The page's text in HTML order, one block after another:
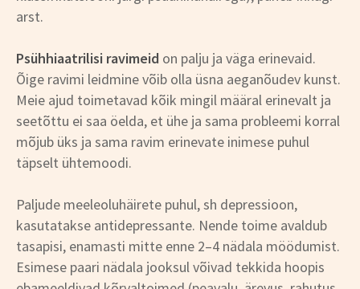
arst.
Psühhiaatrilisi ravimeid on palju ja väga erinevaid.
Õige ravimi leidmine võib olla üsna aeganõudev kunst.
Meie ajud toimetavad kõik mingil määral erinevalt ja
seetõttu ei saa öelda, et ühe ja sama probleemi korral
mõjub üks ja sama ravim erinevate inimese puhul
täpselt ühtemoodi.
Paljude meeleoluhäirete puhul, sh depressioon,
kasutatakse antidepressante. Nende toime avaldub
tasapisi, enamasti mitte enne 2–4 nädala möödumist.
Esimese paari nädala jooksul võivad tekkida hoopis